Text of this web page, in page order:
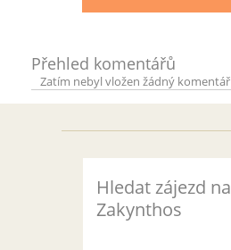
Přehled komentářů
Zatím nebyl vložen žádný komentář
Hledat zájezd na
Zakynthos